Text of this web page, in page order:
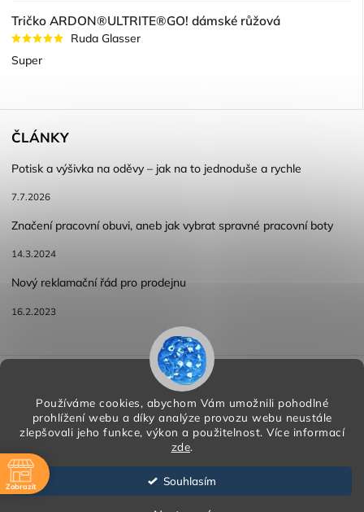
Používáme cookies, abychom Vám umožnili pohodlné
prohlížení webu a díky analýze provozu webu neustále
zlepšovali jeho funkce, výkon a použitelnost. Více informací
zde.
Souhlasím
Tričko ARDON®ULTRITE®GO! dámské růžová
Ruda Glasser
Super
ČLÁNKY
Potisk a výšivka na oděvy – jak na to jednoduše a rychle
7.7.2026
Značení pracovní obuvi, aneb jak vybrat spravné pracovní boty
14.3.2024
Nový reklamační řád pro prodejnu
16.2.2023
Reklamace a vracení zboží
Podmínky ochrany osobních údajů
Copyright 2026 HORA PP s.r.o.
Shoptet | Design
Zobrazit